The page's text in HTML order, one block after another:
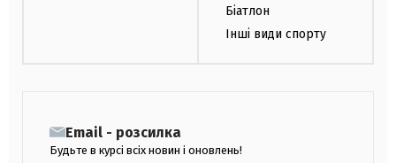
Біатлон
Інші види спорту
Email - розсилка
Будьте в курсі всіх новин і оновлень!